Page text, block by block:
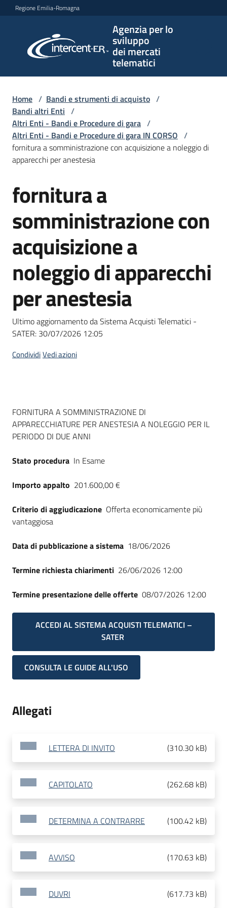
Vai al contenuto
Vai alla navigazione
Vai al footer
Regione Emilia-Romagna
Agenzia per lo
sviluppo
dei mercati
telematici
per lo
sviluppo
telematici
L'Agenzia
Bandi
e
di
Supporto
Piattaforme
telematiche
site
Seguici
Home / Bandi e strumenti di acquisto /
Bandi altri Enti /
Altri Enti - Bandi e Procedure di gara /
Altri Enti - Bandi e Procedure di gara IN CORSO /
fornitura a somministrazione con acquisizione a noleggio di
apparecchi per anestesia
Salta al contenuto
fornitura a
somministrazione con
acquisizione a
noleggio di apparecchi
per anestesia
Ultimo aggiornamento da Sistema Acquisti Telematici -
SATER: 30/07/2026 12:05
CondividiVedi azioni
Dati del bando
FORNITURA A SOMMINISTRAZIONE DI
APPARECCHIATURE PER ANESTESIA A NOLEGGIO PER IL
PERIODO DI DUE ANNI
Stato procedura In Esame
Importo appalto 201.600,00 €
Criterio di aggiudicazione Offerta economicamente più
vantaggiosa
Data di pubblicazione a sistema 18/06/2026
Termine richiesta chiarimenti 26/06/2026 12:00
Termine presentazione delle offerte 08/07/2026 12:00
ACCEDI AL SISTEMA ACQUISTI TELEMATICI –
SATER
CONSULTA LE GUIDE ALL'USO
Allegati
LETTERA DI INVITO (310.30 kB)
CAPITOLATO (262.68 kB)
DETERMINA A CONTRARRE (100.42 kB)
AVVISO (170.63 kB)
DUVRI (617.73 kB)